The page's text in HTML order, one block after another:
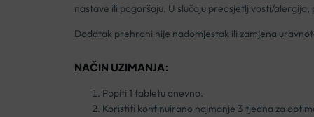
nastave ili pogoršaju. U slučaju preosjetljivosti/
Dodatak prehrani nije nadomjestak ili zamjena
NAČIN UZIMANJA:
Popiti 1 tabletu dnevno.
Koristiti kontinuirano najmanje 3 tjedna za